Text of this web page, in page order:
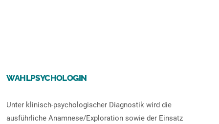
WAHLPSYCHOLOGIN
Unter klinisch-psychologischer Diagnostik wird die
ausführliche Anamnese/Exploration sowie der Einsatz